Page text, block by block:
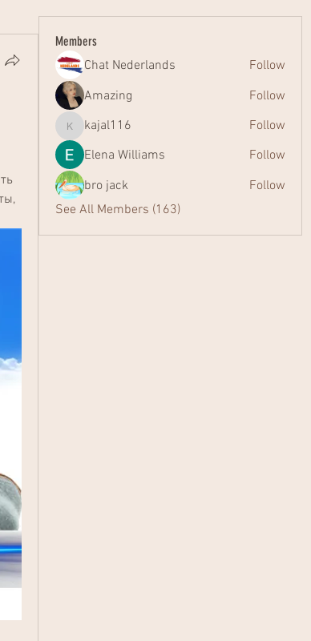
Members
Chat Nederlands
Follow
Amazing
Follow
kajal116
kajal116
Follow
Elena Williams
Follow
bro jack
Follow
See All Members (163)